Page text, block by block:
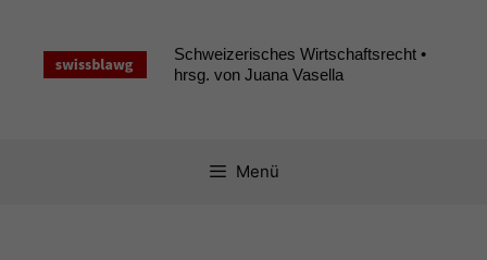
springen
Schweizerisches Wirtschaftsrecht •
hrsg. von Juana Vasella
Menü